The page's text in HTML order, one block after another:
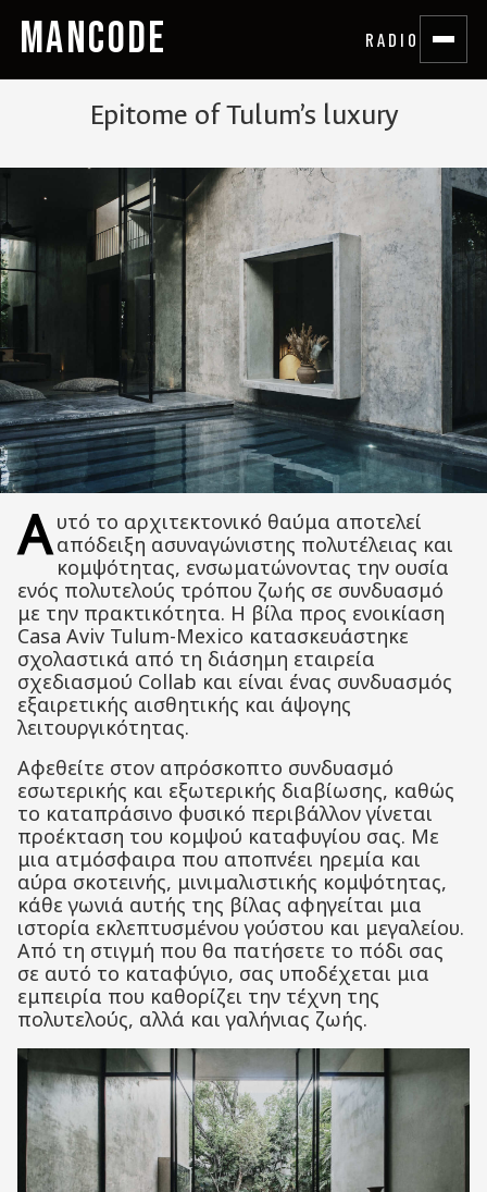
MANCODE RADIO
Epitome of Tulum’s luxury
Α υτό το αρχιτεκτονικό θαύμα αποτελεί
απόδειξη ασυναγώνιστης πολυτέλειας και
κομψότητας, ενσωματώνοντας την ουσία
ενός πολυτελούς τρόπου ζωής σε συνδυασμό
με την πρακτικότητα. Η βίλα προς ενοικίαση
Casa Aviv Tulum-Mexico κατασκευάστηκε
σχολαστικά από τη διάσημη εταιρεία
σχεδιασμού Collab και είναι ένας συνδυασμός
εξαιρετικής αισθητικής και άψογης
λειτουργικότητας.
Αφεθείτε στον απρόσκοπτο συνδυασμό
εσωτερικής και εξωτερικής διαβίωσης, καθώς
το καταπράσινο φυσικό περιβάλλον γίνεται
προέκταση του κομψού καταφυγίου σας. Με
μια ατμόσφαιρα που αποπνέει ηρεμία και
αύρα σκοτεινής, μινιμαλιστικής κομψότητας,
κάθε γωνιά αυτής της βίλας αφηγείται μια
ιστορία εκλεπτυσμένου γούστου και μεγαλείου.
Από τη στιγμή που θα πατήσετε το πόδι σας
σε αυτό το καταφύγιο, σας υποδέχεται μια
εμπειρία που καθορίζει την τέχνη της
πολυτελούς, αλλά και γαλήνιας ζωής.